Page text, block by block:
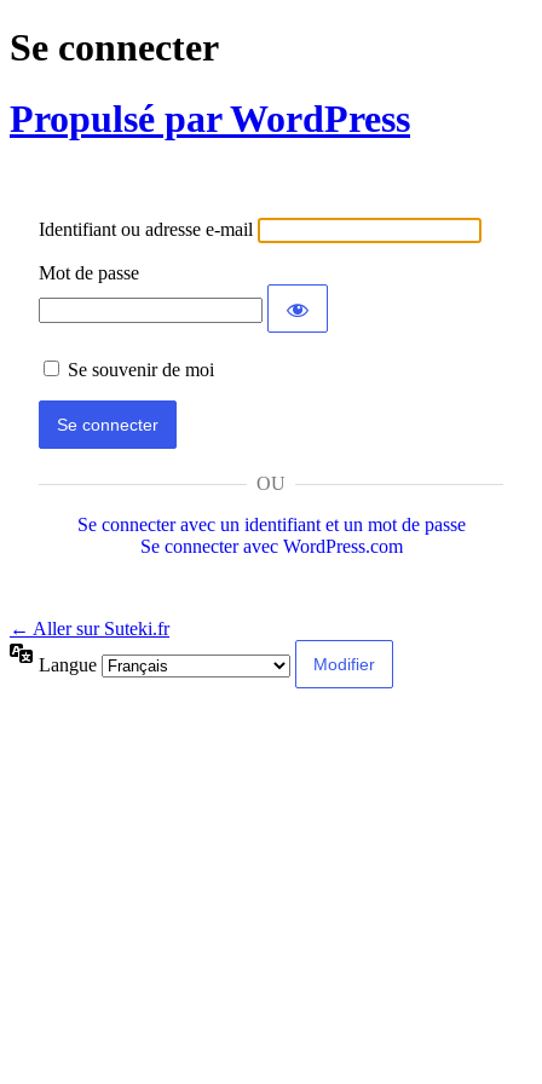
Se connecter
Propulsé par WordPress
Identifiant ou adresse e-mail
Mot de passe
Se souvenir de moi
OU
Se connecter avec un identifiant et un mot de passe
Se connecter avec WordPress.com
← Aller sur Suteki.fr
Langue